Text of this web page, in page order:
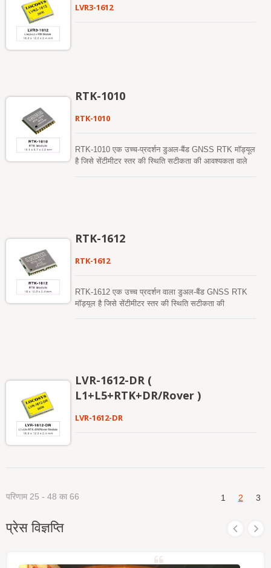
LVR3-1612
RTK-1010
RTK-1010
RTK-1010 एक उच्च-प्रदर्शन डुअल-बैंड GNSS RTK मॉड्यूल
है जिसे सेंटीमीटर स्तर की स्थिति सटीकता की आवश्यकता वाले
विश्वसनीयता में सुधार हो सके।
RTK-1612
RTK-1612
RTK-1612 एक उच्च प्रदर्शन वाला डुअल-बैंड GNSS RTK
मॉड्यूल है जिसे सेंटीमीटर स्तर की स्थिति सटीकता की
समाधान की उपलब्धता और विश्वसनीयता में सुधार हो सके।
LVR-1612-DR (
L1+L5+RTK+DR/Rover )
LVR-1612-DR
परिणाम 25 - 48 का 66 1 2 3
प्रेस विज्ञप्ति